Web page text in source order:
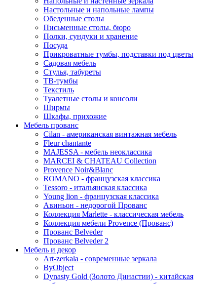
Настольные и напольные лампы
Обеденные столы
Письменные столы, бюро
Полки, сундуки и хранение
Посуда
Прикроватные тумбы, подставки под цветы
Садовая мебель
Стулья, табуреты
ТВ-тумбы
Текстиль
Туалетные столы и консоли
Ширмы
Шкафы, прихожие
Мебель прованс
Cilan - американская винтажная мебель
Fleur chantante
MAJESSA - мебель неоклассика
MARCEI & CHATEAU Collection
Provence Noir&Blanc
ROMANO - французская классика
Tessoro - итальянская классика
Young lion - французская классика
Авиньон - недорогой Прованс
Коллекция Marlette - классическая мебель
Коллекция мебели Provence (Прованс)
Прованс Belveder
Прованс Belveder 2
Мебель и декор
Art-zerkala - современные зеркала
ByObject
Dynasty Gold (Золото Династии) - китайская